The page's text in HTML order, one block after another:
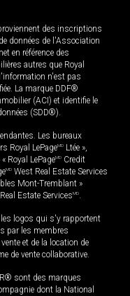
des inscriptions
données de l'Association
en référence des
autres que Royal
n'est pas
La marque DDF®
(ACI) et identifie le
(SDD®).
Les bureaux
Royal LePageMD Ltée »,
« Royal LePageMD Credit
MD West Real Estate Services
Mont-Tremblant »
Estate ServicesMD.
logos qui s'y rapportent
par les membres
et de la location de
de vente collaborative.
sont des marques
dont la National